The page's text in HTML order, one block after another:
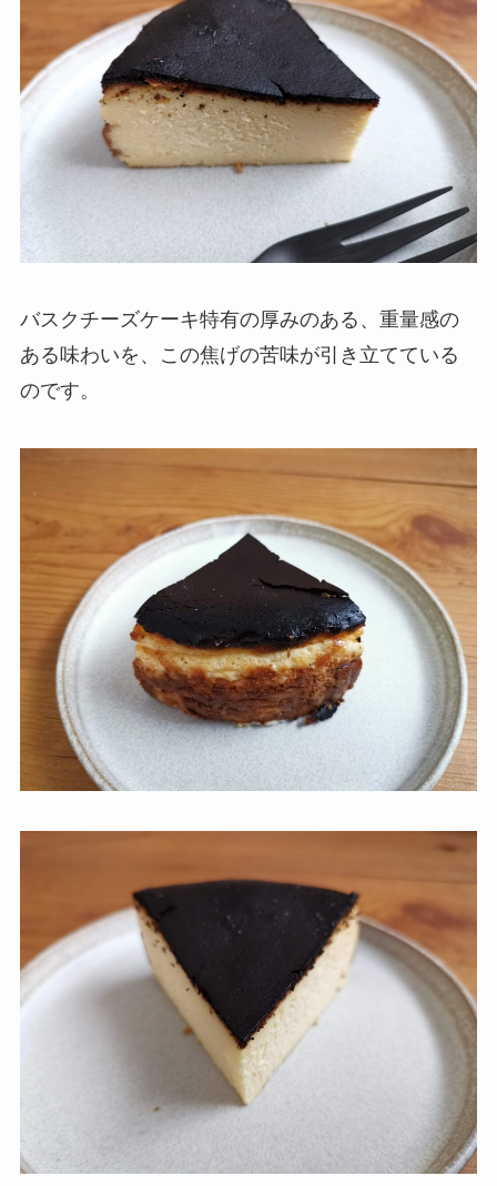
バスクチーズケーキ特有の厚みのある、重量感の
ある味わいを、この焦げの苦味が引き立てている
のです。